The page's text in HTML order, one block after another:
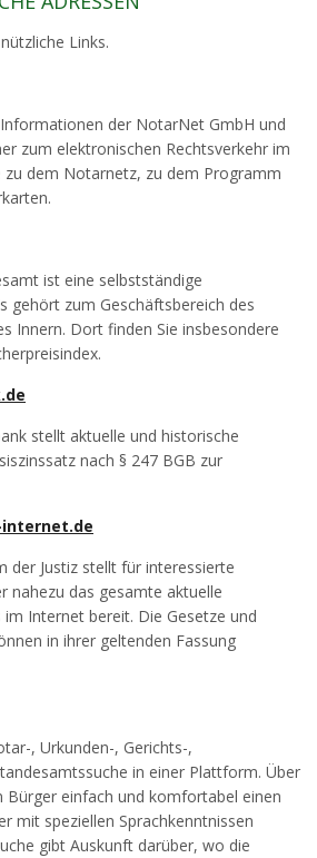
Links.
der NotarNet GmbH und
zum elektronischen Rechtsverkehr im
dem Notarnetz, zu dem Programm
ist eine selbstständige
gehört zum Geschäftsbereich des
Innern. Dort finden Sie insbesondere
stellt aktuelle und historische
nach § 247 BGB zur
der Justiz stellt für interessierte
nahezu das gesamte aktuelle
Internet bereit. Die Gesetze und
in ihrer geltenden Fassung
, Urkunden-, Gerichts-,
in einer Plattform. Über
Bürger einfach und komfortabel einen
mit speziellen Sprachkenntnissen
gibt Auskunft darüber, wo die